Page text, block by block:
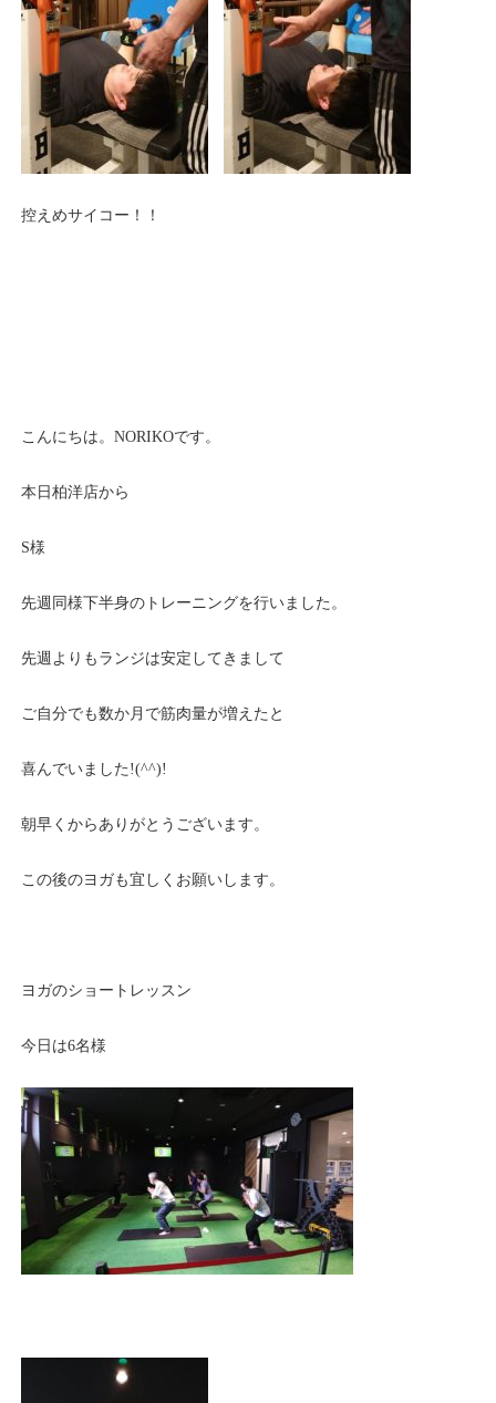
控えめサイコー！！
こんにちは。NORIKOです。
本日柏洋店から
S様
先週同様下半身のトレーニングを行いました。
先週よりもランジは安定してきまして
ご自分でも数か月で筋肉量が増えたと
喜んでいました!(^^)!
朝早くからありがとうございます。
この後のヨガも宜しくお願いします。
ヨガのショートレッスン
今日は6名様